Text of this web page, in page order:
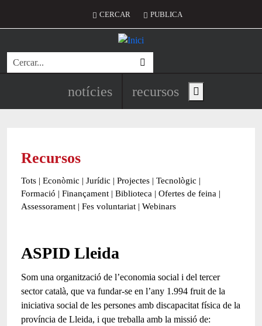
Menú del compte d'usuari
CERCAR PUBLICA
Cerca
Navegació principal de
notícies recursos Show main menu
Recursos
Tots | Econòmic | Jurídic | Projectes | Tecnològic |
Formació | Finançament | Biblioteca | Ofertes de feina |
Assessorament | Fes voluntariat | Webinars
ASPID Lleida
Som una organització de l’economia social i del tercer
sector català, que va fundar-se en l’any 1.994 fruit de la
iniciativa social de les persones amb discapacitat física de la
província de Lleida, i que treballa amb la missió de: